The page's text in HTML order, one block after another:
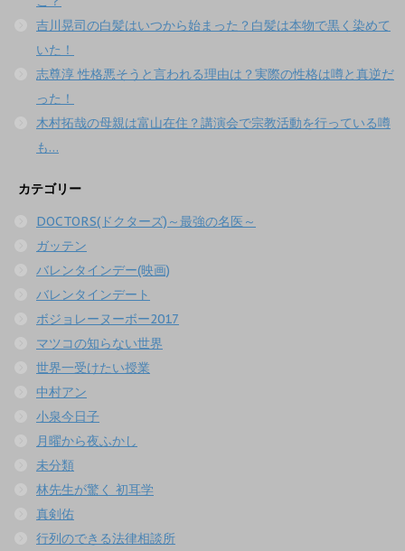
吉川晃司の白髪はいつから始まった？白髪は本物で黒く染めて
いた！
志尊淳 性格悪そうと言われる理由は？実際の性格は噂と真逆だ
った！
木村拓哉の母親は富山在住？講演会で宗教活動を行っている噂
も…
カテゴリー
DOCTORS(ドクターズ)～最強の名医～
ガッテン
バレンタインデー(映画)
バレンタインデート
ボジョレーヌーボー2017
マツコの知らない世界
世界一受けたい授業
中村アン
小泉今日子
月曜から夜ふかし
未分類
林先生が驚く 初耳学
真剣佑
行列のできる法律相談所